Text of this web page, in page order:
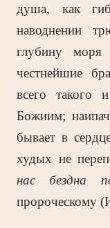
душа, как
наводнении
глубину
честнейшие
всего такого
Божиим;
бывает в
худых не
нас бездна
пророческому